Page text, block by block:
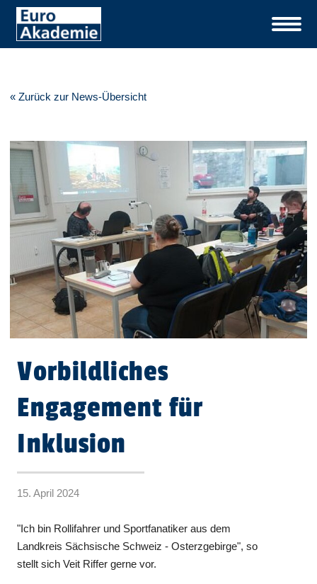
« Zurück zur News-Übersicht
Vorbildliches
Engagement für
Inklusion
15. April 2024
"Ich bin Rollifahrer und Sportfanatiker aus dem
Landkreis Sächsische Schweiz - Osterzgebirge", so
stellt sich Veit Riffer gerne vor.